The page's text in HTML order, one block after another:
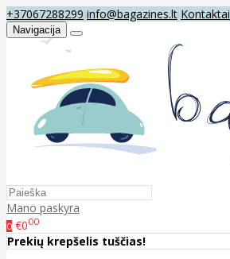
+37067288299 info@bagazines.lt Kontaktai
Navigacija
Mano paskyra
0 €000
Prekių krepšelis tuščias!